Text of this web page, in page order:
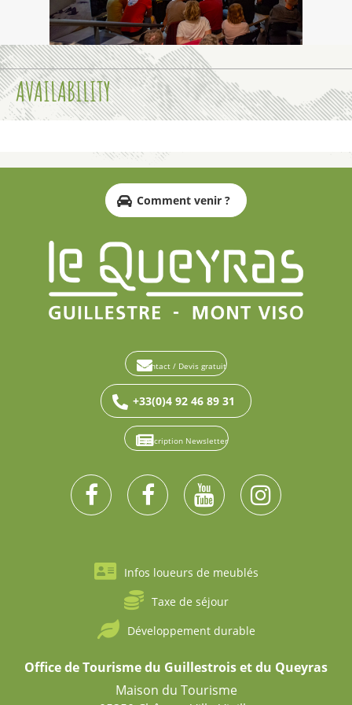
AVAILABILITY
Comment venir ?
Contact / Devis gratuit
+33(0)4 92 46 89 31
Inscription Newsletter
Infos loueurs de meublés
Taxe de séjour
Développement durable
Office de Tourisme du Guillestrois et du Queyras
Maison du Tourisme